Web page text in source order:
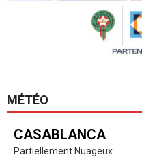
MÉTÉO
CASABLANCA
Partiellement Nuageux